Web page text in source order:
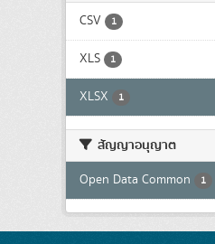
CSV 1
XLS 1
XLSX 1
สัญญาอนุญาต
Open Data Common 1